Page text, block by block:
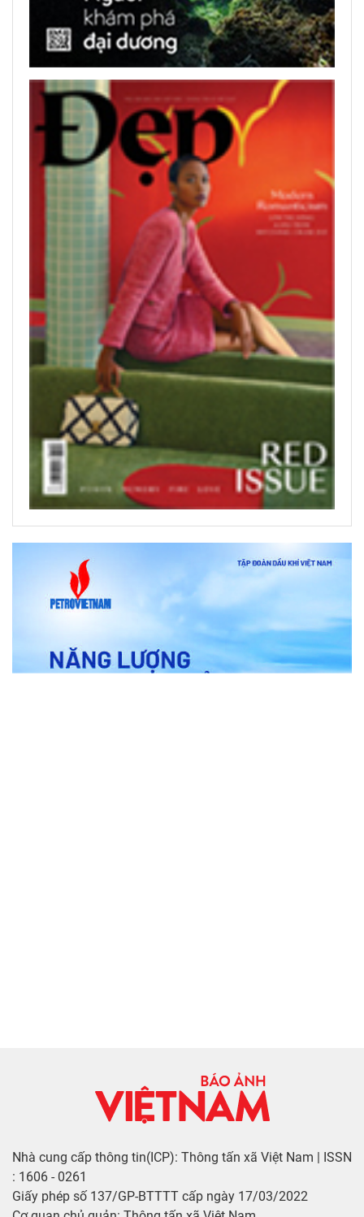
Nhà cung cấp thông tin(ICP): Thông tấn xã Việt Nam | ISSN
: 1606 - 0261
Giấy phép số 137/GP-BTTTT cấp ngày 17/03/2022